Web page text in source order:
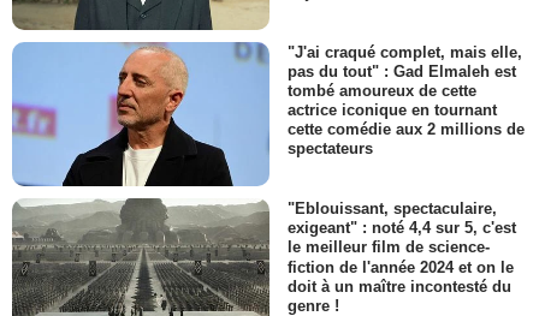
"J'ai craqué complet, mais elle,
pas du tout" : Gad Elmaleh est
tombé amoureux de cette
actrice iconique en tournant
cette comédie aux 2 millions de
spectateurs
"Eblouissant, spectaculaire,
exigeant" : noté 4,4 sur 5, c'est
le meilleur film de science-
fiction de l'année 2024 et on le
doit à un maître incontesté du
genre !